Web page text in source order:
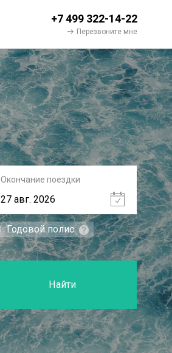
+7 499 322-14-22
Перезвоните мне
Окончание поездки
Годовой полис
Найти